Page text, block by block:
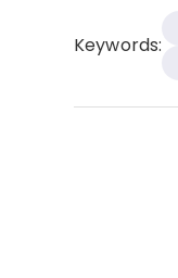
Keywords: